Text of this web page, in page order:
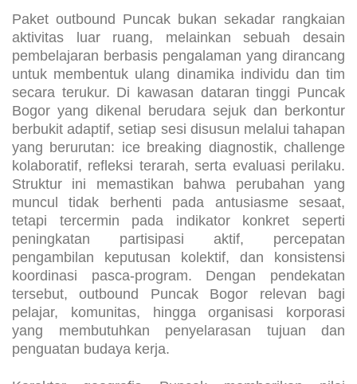
Paket outbound Puncak bukan sekadar rangkaian
aktivitas luar ruang, melainkan sebuah desain
pembelajaran berbasis pengalaman yang dirancang
untuk membentuk ulang dinamika individu dan tim
secara terukur. Di kawasan dataran tinggi Puncak
Bogor yang dikenal berudara sejuk dan berkontur
berbukit adaptif, setiap sesi disusun melalui tahapan
yang berurutan: ice breaking diagnostik, challenge
kolaboratif, refleksi terarah, serta evaluasi perilaku.
Struktur ini memastikan bahwa perubahan yang
muncul tidak berhenti pada antusiasme sesaat,
tetapi tercermin pada indikator konkret seperti
peningkatan partisipasi aktif, percepatan
pengambilan keputusan kolektif, dan konsistensi
koordinasi pasca-program. Dengan pendekatan
tersebut, outbound Puncak Bogor relevan bagi
pelajar, komunitas, hingga organisasi korporasi
yang membutuhkan penyelarasan tujuan dan
penguatan budaya kerja.